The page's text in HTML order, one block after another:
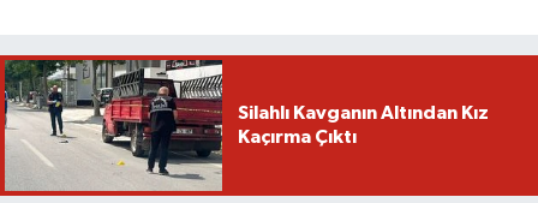
Silahlı Kavganın Altından Kız
Kaçırma Çıktı